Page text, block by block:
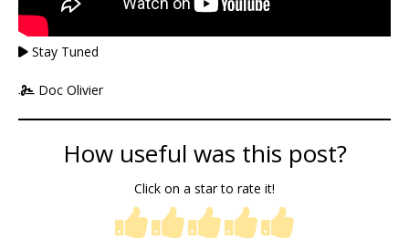
Stay Tuned
Doc Olivier
How useful was this post?
Click on a star to rate it!